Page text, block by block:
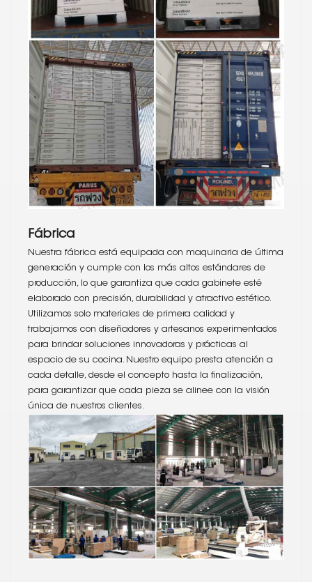
Fábrica
Nuestra fábrica está equipada con maquinaria de última
generación y cumple con los más altos estándares de
producción, lo que garantiza que cada gabinete esté
elaborado con precisión, durabilidad y atractivo estético.
Utilizamos solo materiales de primera calidad y
trabajamos con diseñadores y artesanos experimentados
para brindar soluciones innovadoras y prácticas al
espacio de su cocina. Nuestro equipo presta atención a
cada detalle, desde el concepto hasta la finalización,
para garantizar que cada pieza se alinee con la visión
única de nuestros clientes.